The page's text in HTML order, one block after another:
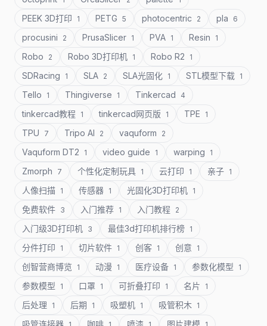
PEEK 3D打印 1 PETG 5 photocentric 2 pla 6
procusini 2 PrusaSlicer 1 PVA 1 Resin 1
Robo 2 Robo 3D打印机 1 Robo R2 1
SDRacing 1 SLA 2 SLA光固化 1 STL模型下载 1
Tello 1 Thingiverse 1 Tinkercad 4
tinkercad教程 1 tinkercad网页版 1 TPE 1
TPU 7 Tripo AI 2 vaquform 2
Vaquform DT2 1 video guide 1 warping 1
Zmorph 7 个性化定制玩具 1 云打印 1 亲子 1
人像扫描 1 传感器 1 光固化3D打印机 1
免费软件 3 入门推荐 1 入门教程 2
入门级3D打印机 3 最佳3d打印机排行榜 1
分件打印 1 切片软件 1 创客 1 创意 1
创智营商博览 1 动漫 1 医疗设备 1 参数化模型 1
参数模型 1 口罩 1 可折叠打印 1 名片 1
后处理 1 后期 1 吸塑机 1 吸管积木 1
吸管连接器 咖啡 喷漆 图片建模